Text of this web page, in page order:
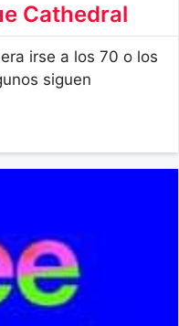
Cathedral
irse a los 70 o los
siguen